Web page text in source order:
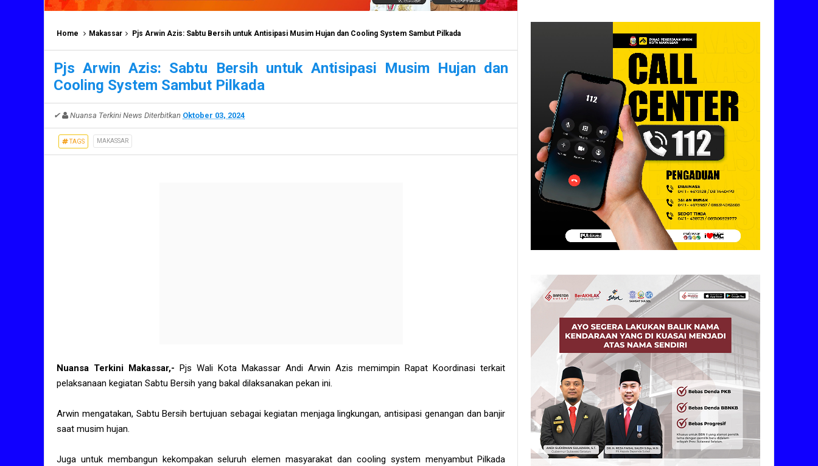
Home Makassar Pjs Arwin Azis: Sabtu Bersih untuk Antisipasi Musim Hujan dan Cooling System Sambut Pilkada
Pjs Arwin Azis: Sabtu Bersih untuk Antisipasi Musim Hujan dan
Cooling System Sambut Pilkada
✔ Nuansa Terkini News Diterbitkan Oktober 03, 2024
TAGS MAKASSAR
Nuansa Terkini Makassar,- Pjs Wali Kota Makassar Andi Arwin Azis memimpin Rapat Koordinasi terkait
pelaksanaan kegiatan Sabtu Bersih yang bakal dilaksanakan pekan ini.
Arwin mengatakan, Sabtu Bersih bertujuan sebagai kegiatan menjaga lingkungan, antisipasi genangan dan banjir
saat musim hujan.
Juga untuk membangun kekompakan seluruh elemen masyarakat dan cooling system menyambut Pilkada